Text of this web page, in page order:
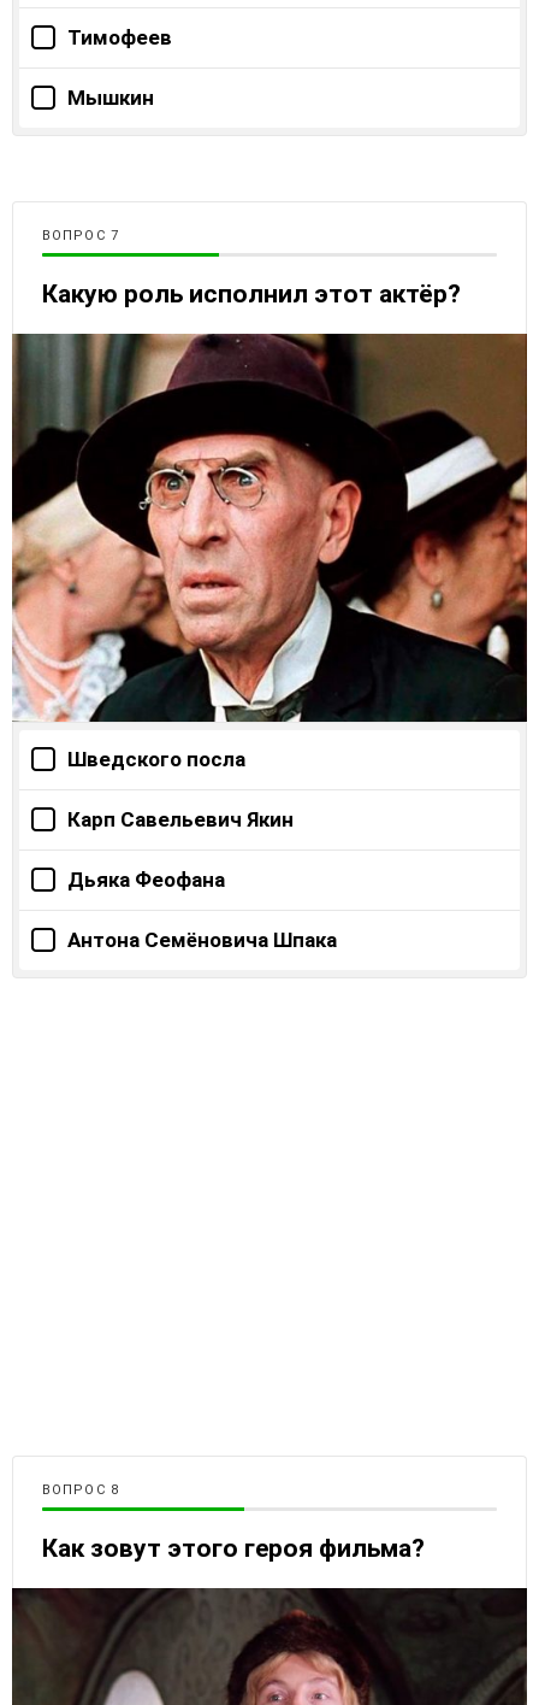
Тимофеев
Мышкин
ВОПРОС
Какую роль исполнил этот актёр?
Шведского посла
Карп Савельевич Якин
Дьяка Феофана
Антона Семёновича Шпака
ВОПРОС
Как зовут этого героя фильма?